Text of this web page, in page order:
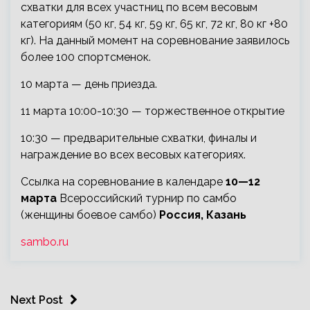
схватки для всех участниц по всем весовым
категориям (50 кг, 54 кг, 59 кг, 65 кг, 72 кг, 80 кг +80
кг). На данный момент на соревнование заявилось
более 100 спортсменок.
10 марта — день приезда.
11 марта 10:00-10:30 — торжественное открытие
10:30 — предварительные схватки, финалы и
награждение во всех весовых категориях.
Ссылка на соревнование в календаре 10—12
марта Всероссийский турнир по самбо
(женщины боевое самбо) Россия, Казань
sambo.ru
Next Post